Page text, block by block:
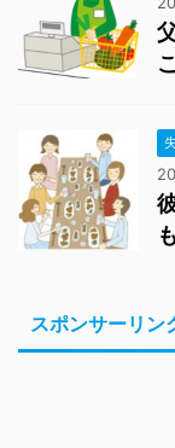
スポンサーリン